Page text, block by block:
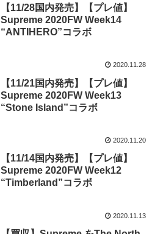
【11/28国内発売】【プレ値】
Supreme 2020FW Week14
“ANTIHERO”コラボ
2020.11.28
【11/21国内発売】【プレ値】
Supreme 2020FW Week13
“Stone Island”コラボ
2020.11.20
【11/14国内発売】【プレ値】
Supreme 2020FW Week12
“Timberland”コラボ
2020.11.13